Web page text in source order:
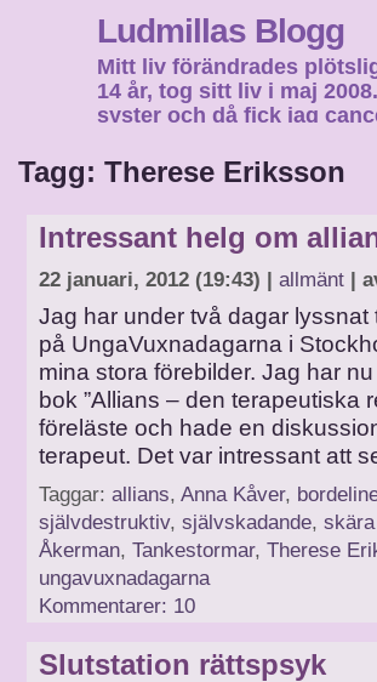
Ludmillas Blogg
Mitt liv förändrades
14 år, tog sitt liv i maj
syster och då fick jag
Tagg: Therese Eriksson
Intressant helg om
22 januari, 2012 (19:43) | allmänt |
Jag har under två dagar
på UngaVuxnadagarna i
mina stora förebilder. Jag har
bok ”Allians – den terapeutiska
föreläste och hade en
terapeut. Det var intressant att
Taggar: allians, Anna Kåver,
självdestruktiv, självskadande,
Åkerman, Tankestormar, Therese
ungavuxnadagarna
Kommentarer: 10
Slutstation rättspsyk